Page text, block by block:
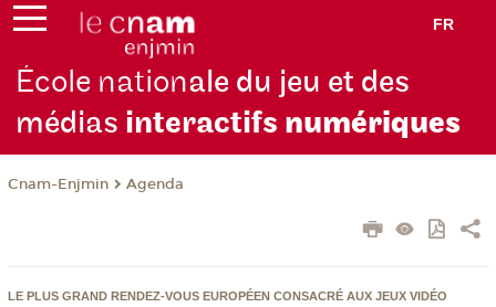
FR
École nationale du jeu et des
médias interactifs numériques
Cnam-Enjmin Agenda
LE PLUS GRAND RENDEZ-VOUS EUROPÉEN CONSACRÉ AUX JEUX VIDÉO